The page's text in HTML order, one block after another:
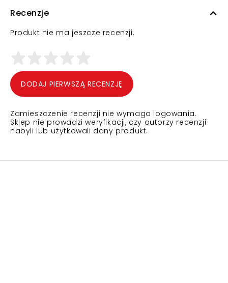
Recenzje
Produkt nie ma jeszcze recenzji.
DODAJ PIERWSZĄ RECENZJĘ
Zamieszczenie recenzji nie wymaga logowania.
Sklep nie prowadzi weryfikacji, czy autorzy recenzji
nabyli lub użytkowali dany produkt.